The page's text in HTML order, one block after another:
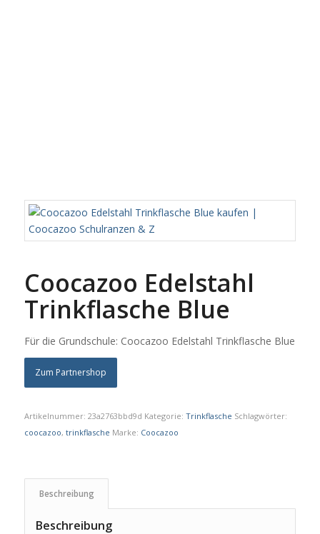
Coocazoo Edelstahl
Trinkflasche Blue
Für die Grundschule: Coocazoo Edelstahl Trinkflasche Blue
Zum Partnershop
Artikelnummer: 23a2763bbd9d Kategorie: Trinkflasche Schlagwörter:
coocazoo, trinkflasche Marke: Coocazoo
Beschreibung
Beschreibung